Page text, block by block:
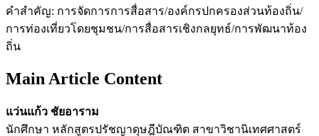
คำสำคัญ: การจัดการการสื่อสาร/องค์กรปกครองส่วนท้องถิ่น/
การท่องเที่ยวโดยชุมชน/การสื่อสารเชิงกลยุทธ์/การพัฒนาท้อง
ถิ่น
Main Article Content
แว่นแก้ว ชัยอาราม
นักศึกษา หลักสูตรปรัชญาดุษฎีบัณฑิต สาขาวิชานิเทศศาสตร์